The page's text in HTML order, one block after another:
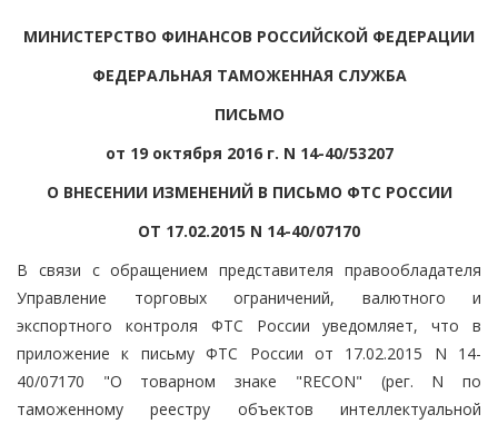
МИНИСТЕРСТВО ФИНАНСОВ РОССИЙСКОЙ ФЕДЕРАЦИИ
ФЕДЕРАЛЬНАЯ ТАМОЖЕННАЯ СЛУЖБА
ПИСЬМО
от 19 октября 2016 г. N 14-40/53207
О ВНЕСЕНИИ ИЗМЕНЕНИЙ В ПИСЬМО ФТС РОССИИ
ОТ 17.02.2015 N 14-40/07170
В связи с обращением представителя правообладателя
Управление торговых ограничений, валютного и
экспортного контроля ФТС России уведомляет, что в
приложение к письму ФТС России от 17.02.2015 N 14-
40/07170 "О товарном знаке "RECON" (рег. N по
таможенному реестру объектов интеллектуальной